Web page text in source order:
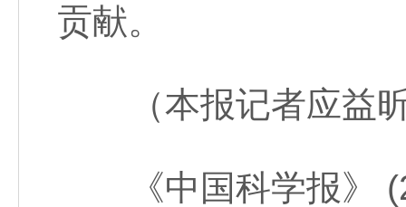
贡献。
（本报记者应益昕
《中国科学报》